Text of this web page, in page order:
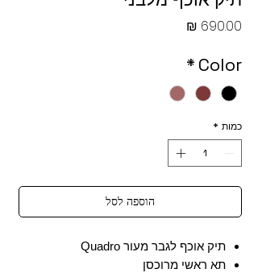
Color
*
כמות *
הוספה לסל
תיק אוכף לגבר מעור Quadro
תא ראשי מרוכסן